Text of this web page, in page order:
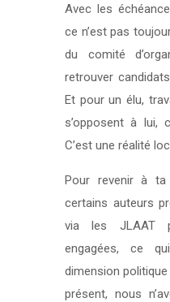
Avec les
ce n’est pas
du comité
retrouver
Et pour un élu,
s’opposent à lui,
C’est une réalité
Pour revenir à
certains auteurs
via les JLAAT
engagées, ce
dimension
présent, nous